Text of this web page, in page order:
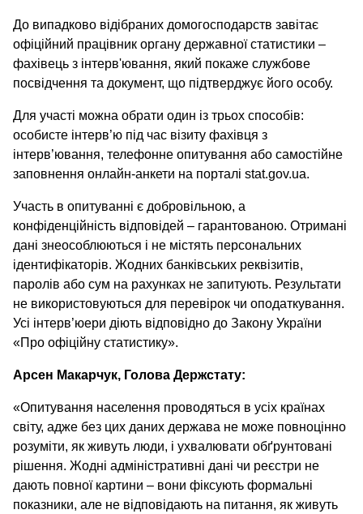
До випадково відібраних домогосподарств завітає
офіційний працівник органу державної статистики –
фахівець з інтерв'ювання, який покаже службове
посвідчення та документ, що підтверджує його особу.
Для участі можна обрати один із трьох способів:
особисте інтерв’ю під час візиту фахівця з
інтерв’ювання, телефонне опитування або самостійне
заповнення онлайн-анкети на порталі stat.gov.ua.
Участь в опитуванні є добровільною, а
конфіденційність відповідей – гарантованою. Отримані
дані знеособлюються і не містять персональних
ідентифікаторів. Жодних банківських реквізитів,
паролів або сум на рахунках не запитують. Результати
не використовуються для перевірок чи оподаткування.
Усі інтерв’юери діють відповідно до Закону України
«Про офіційну статистику».
Арсен Макарчук, Голова Держстату:
«Опитування населення проводяться в усіх країнах
світу, адже без цих даних держава не може повноцінно
розуміти, як живуть люди, і ухвалювати обґрунтовані
рішення. Жодні адміністративні дані чи реєстри не
дають повної картини – вони фіксують формальні
показники, але не відповідають на питання, як живуть